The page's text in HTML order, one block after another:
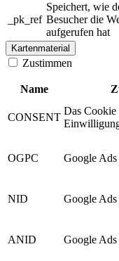
_pk_ref
Speichert, wie
Besucher die
aufgerufen hat
Kartenmaterial
Zustimmen
Name
CONSENT
Das Cookie
OGPC Google
NID Google
ANID Google